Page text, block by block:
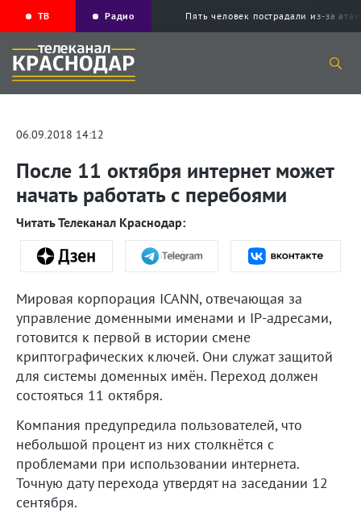
ТВ Радио Пять человек пострадали из-за
06.09.2018 14:12
После 11 октября интернет может
начать работать с перебоями
Читать Телеканал Краснодар:
Мировая корпорация ICANN, отвечающая за
управление доменными именами и IP-адресами,
готовится к первой в истории смене
криптографических ключей. Они служат защитой
для системы доменных имён. Переход должен
состояться 11 октября.
Компания предупредила пользователей, что
небольшой процент из них столкнётся с
проблемами при использовании интернета.
Точную дату перехода утвердят на заседании 12
сентября.